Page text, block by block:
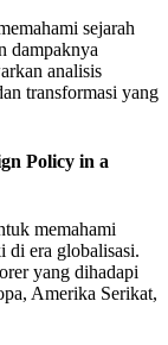
sejarah
dampaknya
analisis
transformasi yang
Policy in a
memahami
di era globalisasi.
yang dihadapi
Amerika Serikat,